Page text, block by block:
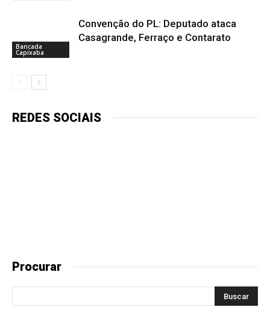
Bancada
Capixaba
Convenção do PL: Deputado ataca
Casagrande, Ferraço e Contarato
REDES SOCIAIS
Procurar